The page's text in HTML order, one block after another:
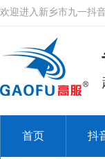
欢迎进入新乡市九一抖音
首页 抖